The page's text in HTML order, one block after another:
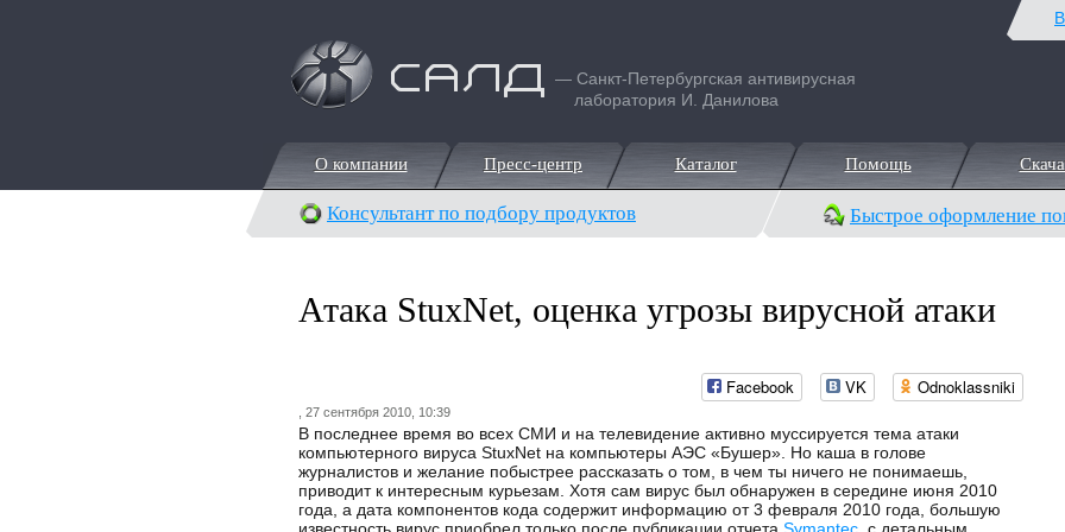
— Санкт-Петербургская антивирусная
лаборатория И. Данилова
О компании
О компании Пресс-центр
Пресс-центр Каталог
Каталог Помощь
Помощь
Консультант по подбору продуктов Быстрое оформление
Атака StuxNet, оценка угрозы вирусной атаки
Facebook VK Odnoklassniki
, 27 сентября 2010, 10:39
В последнее время во всех СМИ и на телевидение активно муссируется тема атаки
компьютерного вируса StuxNet на компьютеры АЭС «Бушер». Но каша в голове
журналистов и желание побыстрее рассказать о том, в чем ты ничего не понимаешь,
приводит к интересным курьезам. Хотя сам вирус был обнаружен в середине июня 2010
года, а дата компонентов кода содержит информацию от 3 февраля 2010 года, большую